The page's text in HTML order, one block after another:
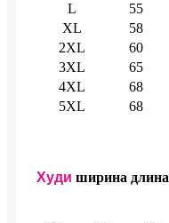
L
55
XL
58
2XL
60
3XL
65
4XL
68
5XL
68
Худи ширина длина